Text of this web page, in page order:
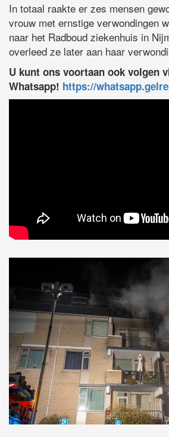
In totaal raakte er zes mensen
vrouw met ernstige verwondingen
naar het Radboud ziekenhuis in
overleed ze later aan haar
U kunt ons voortaan ook volgen
Whatsapp! https://